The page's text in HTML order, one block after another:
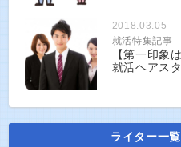
2018.03.05
就活特集記事
【第一印象
就活ヘアス
ライター一